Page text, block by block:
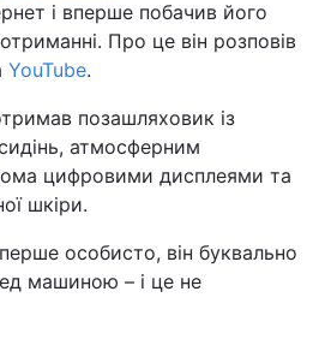
і вперше побачив його
Про це він розповів
YouTube.
позашляховик із
атмосферним
цифровими дисплеями та
шкіри.
особисто, він буквально
машиною – і це не